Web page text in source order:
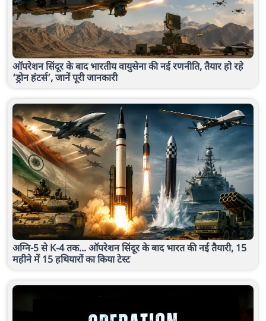
ऑपरेशन सिंदूर के बाद भारतीय वायुसेना की नई रणनीति, तैयार हो रहे
‘ड्रोन हंटर्स’, जानें पूरी जानकारी
अग्नि-5 से K-4 तक... ऑपरेशन सिंदूर के बाद भारत की नई तैयारी, 15
महीने में 15 हथियारों का किया टेस्ट